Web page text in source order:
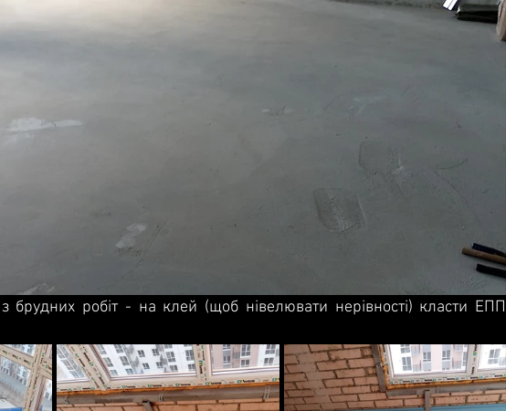
брудних робіт - на клей (щоб нівелювати нерівності) класти ЕПП